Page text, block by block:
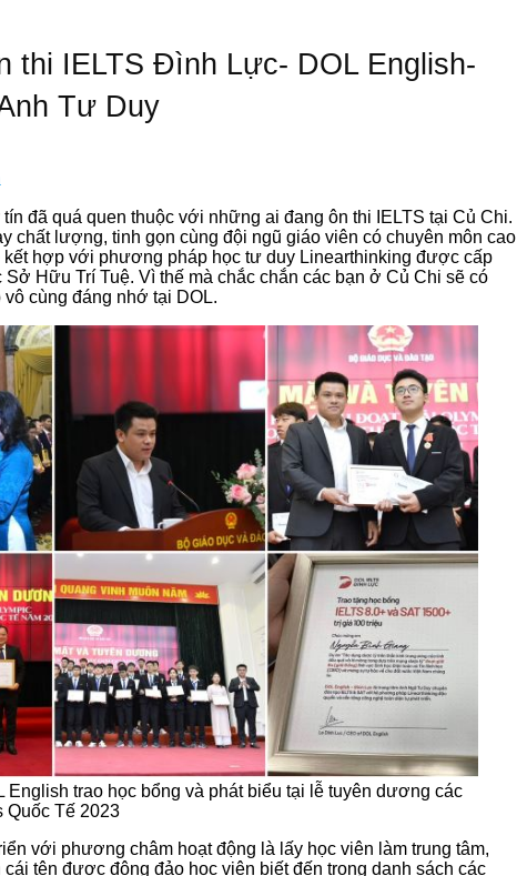
thi IELTS Đình Lực- DOL English-
Tư Duy
tín đã quá quen thuộc với những ai đang ôn thi IELTS tại Củ Chi.
chất lượng, tinh gọn cùng đội ngũ giáo viên có chuyên môn cao
hợp với phương pháp học tư duy Linearthinking được cấp
Hữu Trí Tuệ. Vì thế mà chắc chắn các bạn ở Củ Chi sẽ có
cùng đáng nhớ tại DOL.
English trao học bổng và phát biểu tại lễ tuyên dương các
Quốc Tế 2023
với phương châm hoạt động là lấy học viên làm trung tâm,
cái tên được đông đảo học viên biết đến trong danh sách các